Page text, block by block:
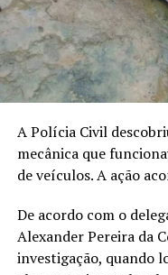
A Polícia Civil
mecânica que
de veículos. A ação
De acordo com o
Alexander Pereira da
investigação, quando